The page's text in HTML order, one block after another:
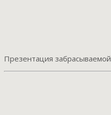
Презентация